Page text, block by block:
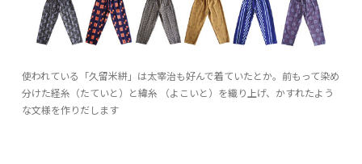
使われている「久留米絣」は太宰治も好んで着ていたとか。前もって染め
分けた経糸（たていと）と緯糸 （よこいと）を織り上げ、かすれたよう
な文様を作りだします